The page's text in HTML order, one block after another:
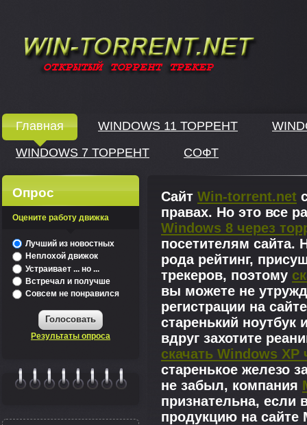
Главная WINDOWS 11 ТОРРЕНТ
WINDOWS 7 ТОРРЕНТ
СОФТ
Сайт Win-torrent.net
правах. Но это все
Windows 8 через
посетителям сайта.
рода рейтинг,
трекеров, поэтому
вы можете не
регистрации на
старенький
вдруг захотите
скачать Windows XP
старенькое железо
не забыл, компания
признательна, если
продукцию на сайте
Опрос
Оцените работу движка
Лучший из новостных
Неплохой движок
Устраивает ... но ...
Встречал и получше
Совсем не понравился
Голосовать
Результаты опроса